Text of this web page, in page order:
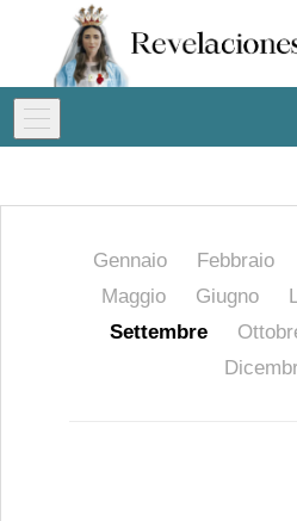
Gennaio Febbraio
Maggio
Giugno
Settembre